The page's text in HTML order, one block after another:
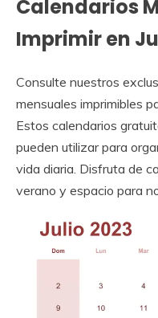
Calendarios
Imprimir en
Consulte nuestros
mensuales imprimibles
Estos calendarios
pueden utilizar para
vida diaria. Disfruta de
verano y espacio para